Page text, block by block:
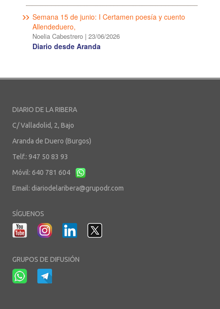
Semana 15 de junio: I Certamen poesía y cuento
Allendeduero,
Noelia Cabestrero | 23/06/2026
Diario desde Aranda
DIARIO DE LA RIBERA
C/ Valladolid, 2, Bajo
Aranda de Duero (Burgos)
Telf.: 947 50 83 93
Móvil: 640 781 604
Email: diariodelaribera@grupodr.com
SÍGUENOS
GRUPOS DE DIFUSIÓN